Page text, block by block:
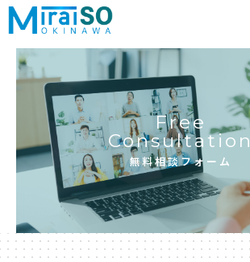
Free
Consultation
無料相談フォーム